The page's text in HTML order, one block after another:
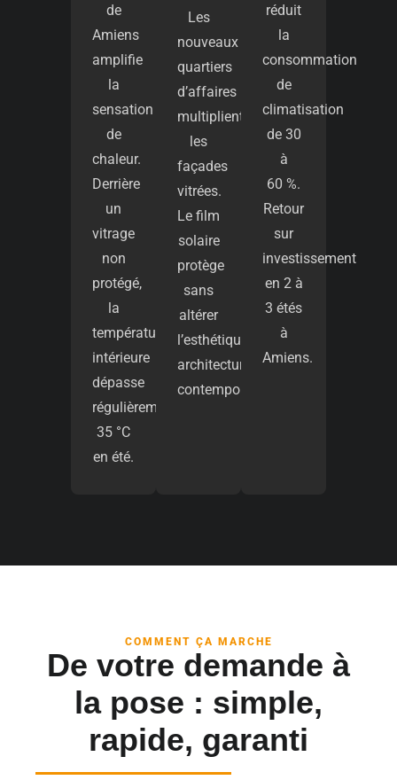
de
Amiens
amplifie
la
sensation
de
chaleur.
Derrière
un
vitrage
non
protégé,
la
température
intérieure
dépasse
régulièrement
35 °C
en été.
Les
nouveaux
quartiers
d’affaires
multiplient
les
façades
vitrées.
Le film
solaire
protège
sans
altérer
l’esthétique
architecturale
contemporaine.
réduit
la
consommation
de
climatisation
de 30
à
60 %.
Retour
sur
investissement
en 2 à
3 étés
à
Amiens.
COMMENT ÇA MARCHE
De votre demande à
la pose : simple,
rapide, garanti